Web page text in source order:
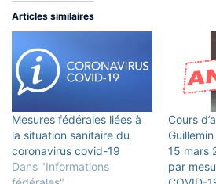
Articles similaires
Mesures fédérales liées à
la situation sanitaire du
coronavirus covid-19
Dans "Informations
Cours
15 mars
par